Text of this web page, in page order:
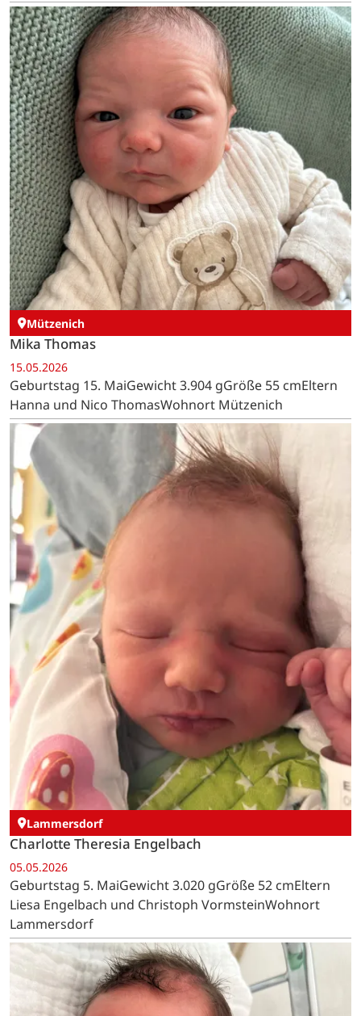
Mützenich
Mika Thomas
15.05.2026
Geburtstag 15. MaiGewicht 3.904 gGröße 55 cmEltern
Hanna und Nico ThomasWohnort Mützenich
Lammersdorf
Charlotte Theresia Engelbach
05.05.2026
Geburtstag 5. MaiGewicht 3.020 gGröße 52 cmEltern
Liesa Engelbach und Christoph VormsteinWohnort
Lammersdorf